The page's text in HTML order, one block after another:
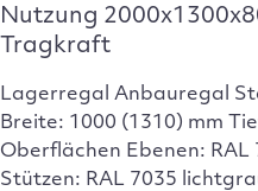
Nutzung
Tragkraft
Lagerregal Anbauregal
Breite: 1000 (1310) mm
Oberflächen Ebenen:
Stützen: RAL 7035